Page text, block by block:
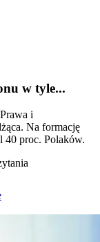
w tyle...
i
Na formację
40 proc. Polaków.